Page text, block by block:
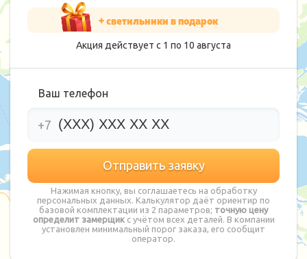
+ светильники в подарок
Акция действует с 1 по 10 августа
Ваш телефон
+7
Нажимая кнопку, вы соглашаетесь на обработку
персональных данных. Калькулятор даёт ориентир по
базовой комплектации из 2 параметров; точную цену
определит замерщикс учётом всех деталей. В компании
установлен минимальный порог заказа, его сообщит
оператор.